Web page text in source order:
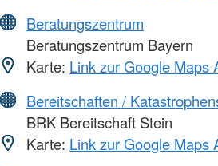
Beratungszentrum
Beratungszentrum Bayern
Karte: Link zur Google Maps
Bereitschaften /
BRK Bereitschaft Stein
Karte: Link zur Google Maps